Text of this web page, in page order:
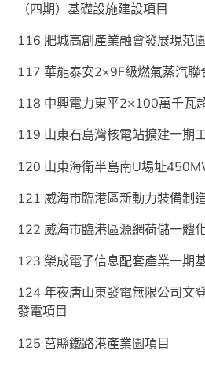
（四期）基礎設施建設項目
116 肥城高創產業融會發展現范
117 華能泰安2×9F級燃氣蒸汽聯
118 中興電力東平2×100萬千瓦
119 山東石島灣核電站擴建一期
120 山東海衛半島南U場址
121 威海市臨港區新動力裝備制
122 威海市臨港區源網荷儲一體
123 榮成電子信息配套產業一期
124 年夜唐山東發電無限公司文
發電項目
125 莒縣鐵路港產業園項目